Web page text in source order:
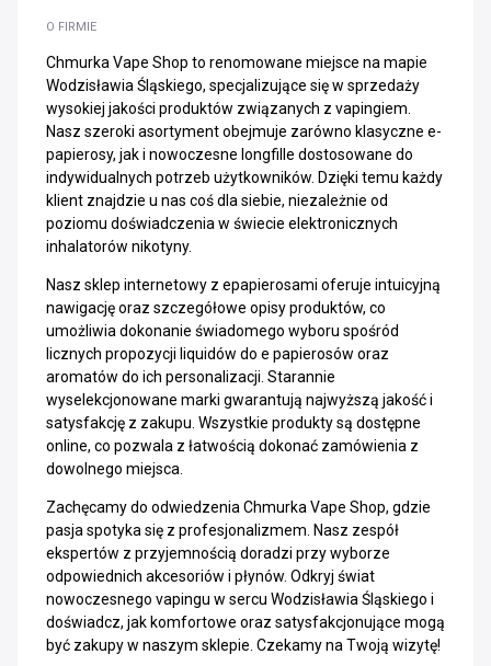
O FIRMIE
Chmurka Vape Shop to renomowane miejsce na mapie
Wodzisławia Śląskiego, specjalizujące się w sprzedaży
wysokiej jakości produktów związanych z vapingiem.
Nasz szeroki asortyment obejmuje zarówno klasyczne e-
papierosy, jak i nowoczesne longfille dostosowane do
indywidualnych potrzeb użytkowników. Dzięki temu każdy
klient znajdzie u nas coś dla siebie, niezależnie od
poziomu doświadczenia w świecie elektronicznych
inhalatorów nikotyny.
Nasz sklep internetowy z epapierosami oferuje intuicyjną
nawigację oraz szczegółowe opisy produktów, co
umożliwia dokonanie świadomego wyboru spośród
licznych propozycji liquidów do e papierosów oraz
aromatów do ich personalizacji. Starannie
wyselekcjonowane marki gwarantują najwyższą jakość i
satysfakcję z zakupu. Wszystkie produkty są dostępne
online, co pozwala z łatwością dokonać zamówienia z
dowolnego miejsca.
Zachęcamy do odwiedzenia Chmurka Vape Shop, gdzie
pasja spotyka się z profesjonalizmem. Nasz zespół
ekspertów z przyjemnością doradzi przy wyborze
odpowiednich akcesoriów i płynów. Odkryj świat
nowoczesnego vapingu w sercu Wodzisławia Śląskiego i
doświadcz, jak komfortowe oraz satysfakcjonujące mogą
być zakupy w naszym sklepie. Czekamy na Twoją wizytę!